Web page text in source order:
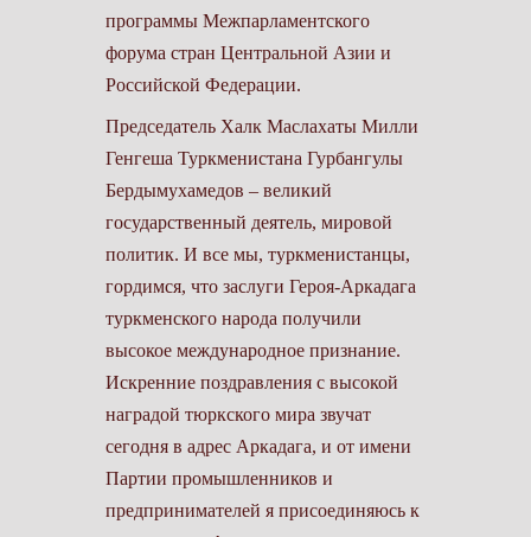
программы Межпарламентского
форума стран Центральной Азии и
Российской Федерации.
Председатель Халк Маслахаты Милли
Генгеша Туркменистана Гурбангулы
Бердымухамедов – великий
государственный деятель, мировой
политик. И все мы, туркменистанцы,
гордимся, что заслуги Героя-Аркадага
туркменского народа получили
высокое международное признание.
Искренние поздравления с высокой
наградой тюркского мира звучат
сегодня в адрес Аркадага, и от имени
Партии промышленников и
предпринимателей я присоединяюсь к